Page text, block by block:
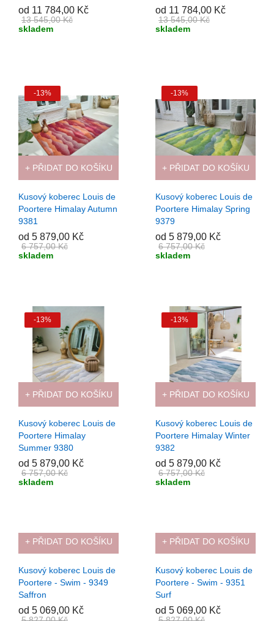
od 11 784,00 Kč
13 545,00 Kč
skladem
od 11 784,00 Kč
13 545,00 Kč
skladem
-13%
+ PŘIDAT DO KOŠÍKU
Kusový koberec Louis de
Poortere Himalay Autumn
9381
od 5 879,00 Kč
6 757,00 Kč
skladem
-13%
+ PŘIDAT DO KOŠÍKU
Kusový koberec Louis de
Poortere Himalay Spring
9379
od 5 879,00 Kč
6 757,00 Kč
skladem
-13%
+ PŘIDAT DO KOŠÍKU
Kusový koberec Louis de
Poortere Himalay
Summer 9380
od 5 879,00 Kč
6 757,00 Kč
skladem
-13%
+ PŘIDAT DO KOŠÍKU
Kusový koberec Louis de
Poortere Himalay Winter
9382
od 5 879,00 Kč
6 757,00 Kč
skladem
-13%
+ PŘIDAT DO KOŠÍKU
Kusový koberec Louis de
Poortere - Swim - 9349
Saffron
od 5 069,00 Kč
-13%
+ PŘIDAT DO KOŠÍKU
Kusový koberec Louis de
Poortere - Swim - 9351
Surf
od 5 069,00 Kč